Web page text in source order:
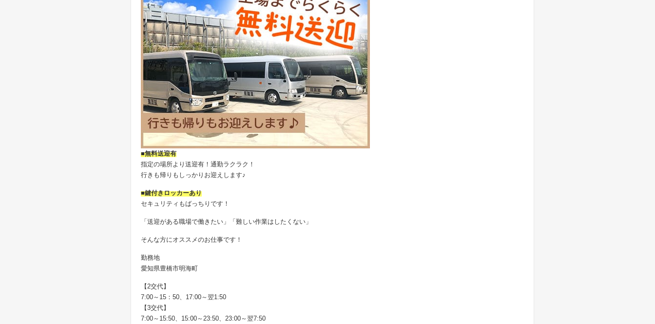
■無料送迎有
指定の場所より送迎有！通勤ラクラク！
行きも帰りもしっかりお迎えします♪
■鍵付きロッカーあり
セキュリティもばっちりです！
「送迎がある職場で働きたい」「難しい作業はしたくない」
そんな方にオススメのお仕事です！
勤務地
愛知県豊橋市明海町
【2交代】
7:00～15：50、17:00～翌1:50
【3交代】
7:00～15:50、15:00～23:50、23:00～翌7:50